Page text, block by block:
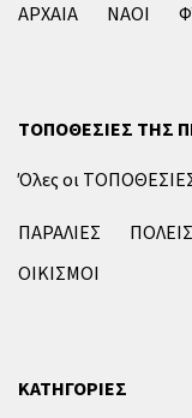
ΑΡΧΑΙΑ
ΝΑΟΙ
ΤΟΠΟΘΕΣΙΕΣ ΤΗΣ
Όλες οι
ΠΑΡΑΛΙΕΣ
ΠΟΛΕΙΣ
ΟΙΚΙΣΜΟΙ
ΚΑΤΗΓΟΡΙΕΣ